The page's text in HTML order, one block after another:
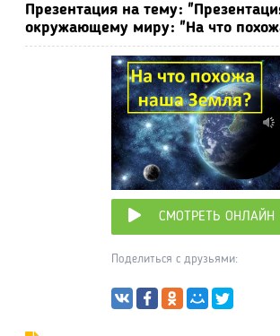
Презентация на тему:
окружающему миру: "На что
СМОТРЕТЬ ОНЛАЙН
Поделиться с друзьями: